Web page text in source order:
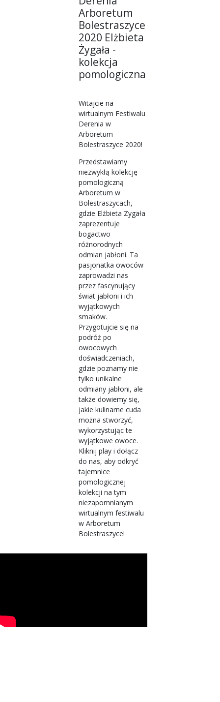
Arboretum
Bolestraszyce
2020 Elżbieta
Żygała -
kolekcja
pomologiczna
Witajcie na
wirtualnym Festiwalu
Derenia w
Arboretum
Bolestraszyce 2020!
Przedstawiamy
niezwykłą kolekcję
pomologiczną
Arboretum w
Bolestraszycach,
gdzie Elżbieta Zygała
zaprezentuje
bogactwo
różnorodnych
odmian jabłoni. Ta
pasjonatka owoców
zaprowadzi nas
przez fascynujący
świat jabłoni i ich
wyjątkowych
smaków.
Przygotujcie się na
podróż po
owocowych
doświadczeniach,
gdzie poznamy nie
tylko unikalne
odmiany jabłoni, ale
także dowiemy się,
jakie kulinarne cuda
można stworzyć,
wykorzystując te
wyjątkowe owoce.
Kliknij play i dołącz
do nas, aby odkryć
tajemnice
pomologicznej
kolekcji na tym
niezapomnianym
wirtualnym festiwalu
w Arboretum
Bolestraszyce!